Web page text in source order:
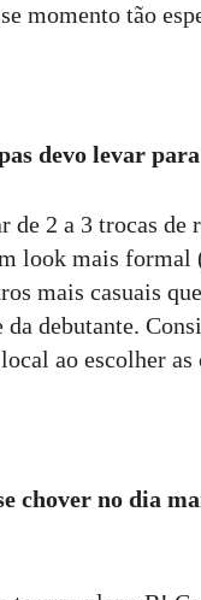
momento tão
devo levar
de 2 a 3 trocas de
look mais formal
mais casuais
da debutante.
ao escolher as
chover no dia